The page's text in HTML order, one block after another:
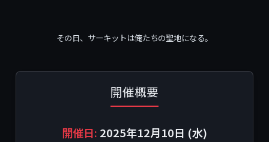
その日、サーキットは俺たちの聖地になる。
開催概要
開催日: 2025年12月10日 (水)